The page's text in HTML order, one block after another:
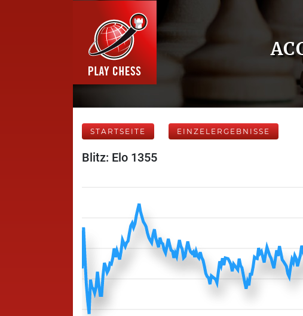
STARTSEITE EINZELERGEBNISSE
Blitz: Elo 1355